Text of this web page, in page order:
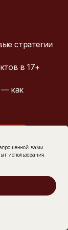
стратегии
в 17+
— как
→
вами
использования.